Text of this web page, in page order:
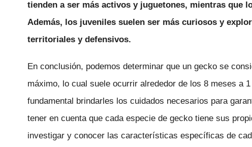
tienden a ser más activos y juguetones, mientras que
Además, los juveniles suelen ser más curiosos y
territoriales y defensivos.
En conclusión, podemos determinar que un gecko se
máximo, lo cual suele ocurrir alrededor de los 8 meses a
fundamental brindarles los cuidados necesarios para
tener en cuenta que cada especie de gecko tiene sus
investigar y conocer las características específicas de